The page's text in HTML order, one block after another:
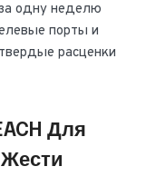
одну неделю
порты и
расценки
Для